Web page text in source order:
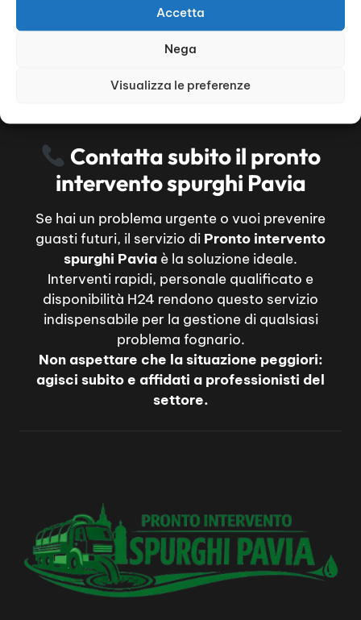
Accetta
Nega
Visualizza le preferenze
Contatta subito il pronto
intervento spurghi Pavia
Se hai un problema urgente o vuoi prevenire
guasti futuri, il servizio di Pronto intervento
spurghi Pavia è la soluzione ideale.
Interventi rapidi, personale qualificato e
disponibilità H24 rendono questo servizio
indispensabile per la gestione di qualsiasi
problema fognario.
Non aspettare che la situazione peggiori:
agisci subito e affidati a professionisti del
settore.